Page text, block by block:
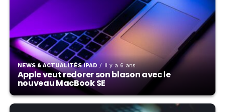
NEWS & ACTUALITÉS IPAD Il y a 6 ans
Apple veut redorer son blason avec le
nouveau MacBook SE